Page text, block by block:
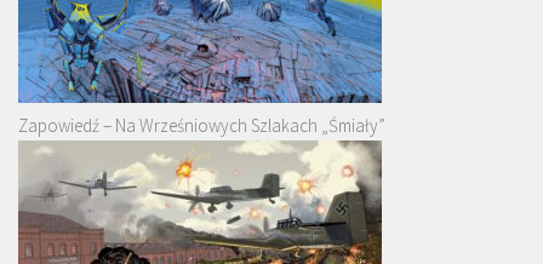
Zapowiedź – Na Wrześniowych Szlakach „Śmiały”